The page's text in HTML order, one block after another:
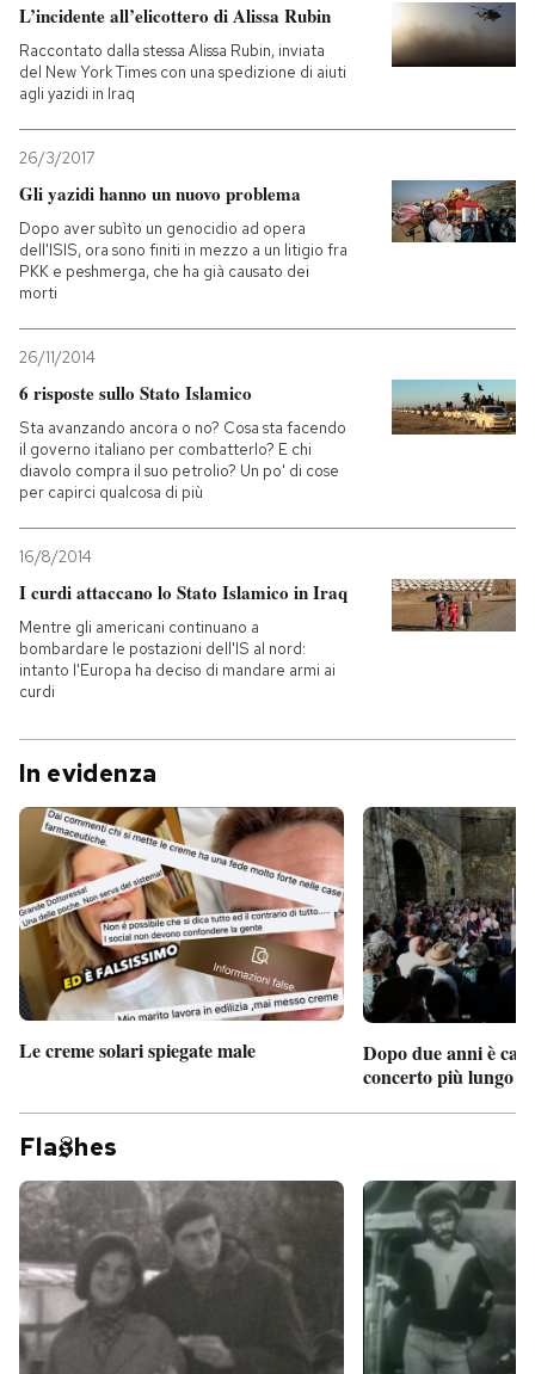
L’incidente all’elicottero di Alissa Rubin
Raccontato dalla stessa Alissa Rubin, inviata
del New York Times con una spedizione di aiuti
agli yazidi in Iraq
26/3/2017
Gli yazidi hanno un nuovo problema
Dopo aver subìto un genocidio ad opera
dell'ISIS, ora sono finiti in mezzo a un litigio fra
PKK e peshmerga, che ha già causato dei
morti
26/11/2014
6 risposte sullo Stato Islamico
Sta avanzando ancora o no? Cosa sta facendo
il governo italiano per combatterlo? E chi
diavolo compra il suo petrolio? Un po' di cose
per capirci qualcosa di più
16/8/2014
I curdi attaccano lo Stato Islamico in Iraq
Mentre gli americani continuano a
bombardare le postazioni dell'IS al nord:
intanto l'Europa ha deciso di mandare armi ai
curdi
In evidenza
Le creme solari spiegate male
Dopo due anni è
concerto più lungo
Fla hes